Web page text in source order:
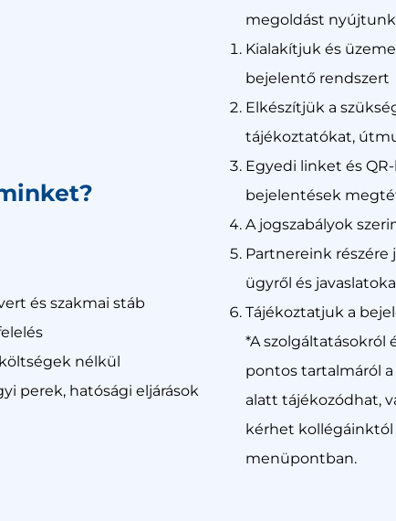
és szakmai stáb
nélkül
perek, hatósági eljárások
megoldást
Kialakítjuk és
bejelentő rendszert
Elkészítjük a
tájékoztatókat,
Egyedi linket és
bejelentések
A jogszabályok
Partnereink
ügyről és
Tájékoztatjuk a
*A szolgáltatásokról
pontos tartalmáról a
alatt tájékozódhat,
kérhet kollégáinktól
menüpontban.